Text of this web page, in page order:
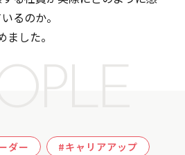
るのか。
した。
ダー
#キャリアアップ